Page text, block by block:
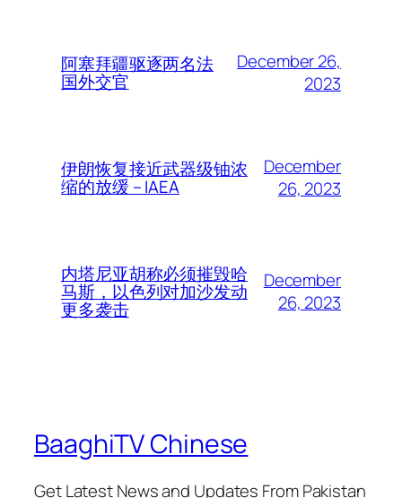
阿塞拜疆驱逐两名法
国外交官
December 26,
2023
伊朗恢复接近武器级铀浓
缩的放缓 – IAEA
December
26, 2023
内塔尼亚胡称必须摧毁哈
马斯，以色列对加沙发动
更多袭击
December
26, 2023
BaaghiTV Chinese
Get Latest News and Updates From Pakistan